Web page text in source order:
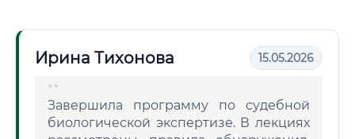
Ирина Тихонова 15.05.2026
Завершила программу по судебной
биологической экспертизе. В лекциях